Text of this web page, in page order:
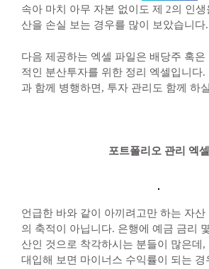
속아 마치 아무 자본 없이도 제 2의 인
산을 손실 보는 경우를 많이 보았습니다.
다음 제공하는 엑셀 파일은 배당주 혹은
적인 분산투자를 위한 정리 엑셀입니다.
과 함께 병행하면, 투자 관리도 함께 하
포트폴리오 관리 엑셀
언급한 바와 같이 아끼려고만 하는 자산
의 축적이 아닙니다. 은행에 예금 금리
산인 것으로 착각하시는 분들이 많은데,
대입해 보면 마이너스 수익률이 되는 경